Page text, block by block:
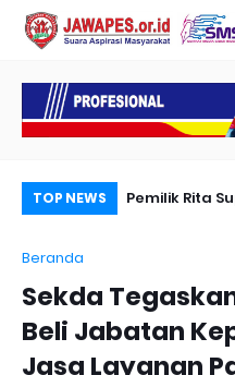
TOP NEWS
Peradapan
Pemilik Rita
Beranda
Sekda
Beli Jabatan
Jasa Layanan